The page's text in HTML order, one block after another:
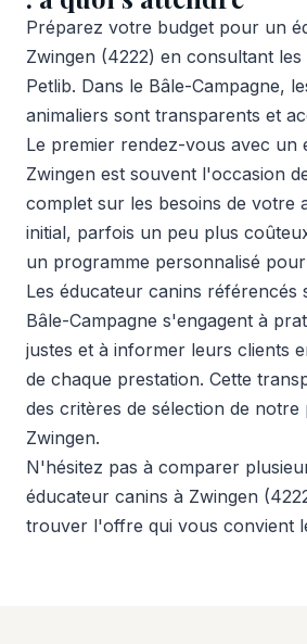
Préparez votre budget pour un
Zwingen (4222) en consultant
Petlib. Dans le Bâle-Campagne,
animaliers sont transparents et
Le premier rendez-vous avec un
Zwingen est souvent l'occasion
complet sur les besoins de votre
initial, parfois un peu plus
un programme personnalisé
Les éducateur canins référencés
Bâle-Campagne s'engagent à
justes et à informer leurs clients
de chaque prestation. Cette
des critères de sélection de notre
Zwingen.
N'hésitez pas à comparer
éducateur canins à Zwingen
trouver l'offre qui vous convient